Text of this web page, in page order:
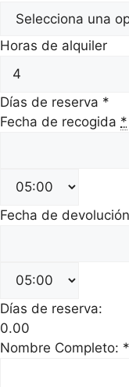
Horas de alquiler
Días de reserva *
Fecha de recogida *
Fecha de devolución
Días de reserva:
0.00
Nombre Completo: *